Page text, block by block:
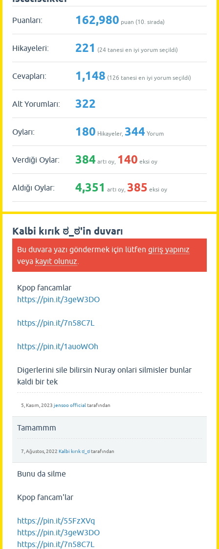
Puanları: 162,980 puan (10. sırada)
Hikayeleri: 221 (24 tanesi en iyi yorum seçildi)
Cevapları: 1,148 (126 tanesi en iyi yorum seçildi)
Alt Yorumları: 322
Oyları: 180 Hikayeler, 344 Yorum
Verdiği Oylar: 384 artı oy, 140 eksi oy
Aldığı Oylar: 4,351 artı oy, 385 eksi oy
Kalbi kırık ಠ_ಠ'in duvarı
Bu duvara yazı göndermek için lütfen giriş yapınız
veya kayıt olunuz
Kpop fancamlar
https://pin.it/3geW3DO
https://pin.it/7n58C7L
https://pin.it/1auoWOh
Digerlerini sile bilirsin Nuray onlari silmisler bunlar
kaldi bir tek
5, Kasım, 2023 jensoo officialtarafından
Tamammm
7, Ağustos, 2022 Kalbi kırık ಠ_ಠtarafından
Bunu da silme
Kpop fancam'lar
https://pin.it/55FzXVq
https://pin.it/3geW3DO
https://pin.it/7n58C7L